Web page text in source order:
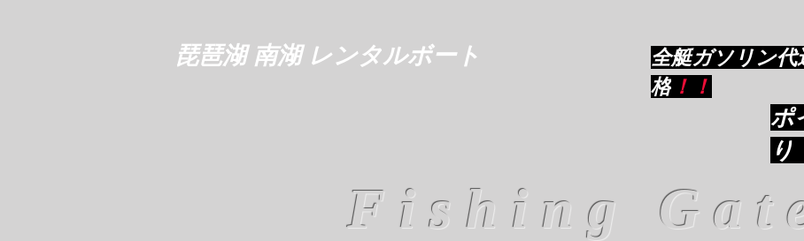
琵琶湖 南湖 レンタルボート
全艇ガソリン代
格 ！！
ポ
り
Fishing